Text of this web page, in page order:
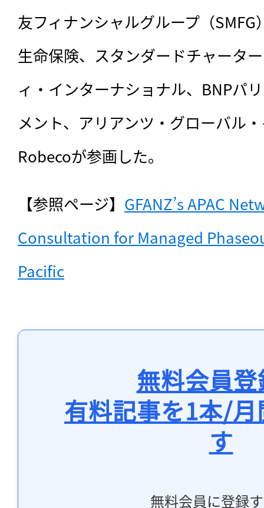
友フィナンシャルグループ（
生命保険、スタンダードチャータ
ィ・インターナショナル、BNPパ
メント、アリアンツ・グローバル
Robecoが参画した。
【参照ページ】 GFANZ’s APAC
Consultation for Managed
Pacific
無料会員
有料記事を1本/
す
無料会員に登録